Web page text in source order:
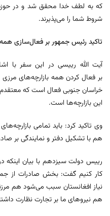
که به لطف خدا محقق شد و در
شروط شما را می‌پذیرند.
تاکید رئیس جمهور بر فعال‌سازی
آیت الله رییسی در این سفر با
بر فعال کردن همه بازارچه‌های
خراسان جنوبی فعال است که
این بازارچه‌ها است.
وی تاکید کرد: باید تمامی
هم با تشکیل دفتر و نمایندگی بر
رییس دولت سیزدهم با بیان اینکه
کار کنیم گفت: بخش صادرات از
نیاز افغانستان سبب می‌شود هم
هم نیروهای ما بر تجارت نظارت